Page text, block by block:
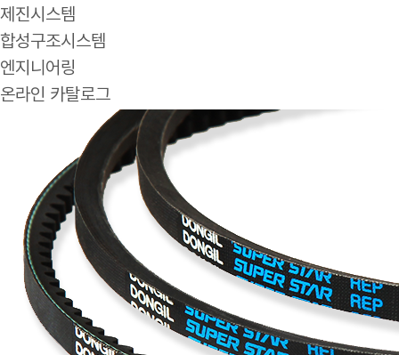
제진시스템
합성구조시스템
엔지니어링
온라인 카탈로그